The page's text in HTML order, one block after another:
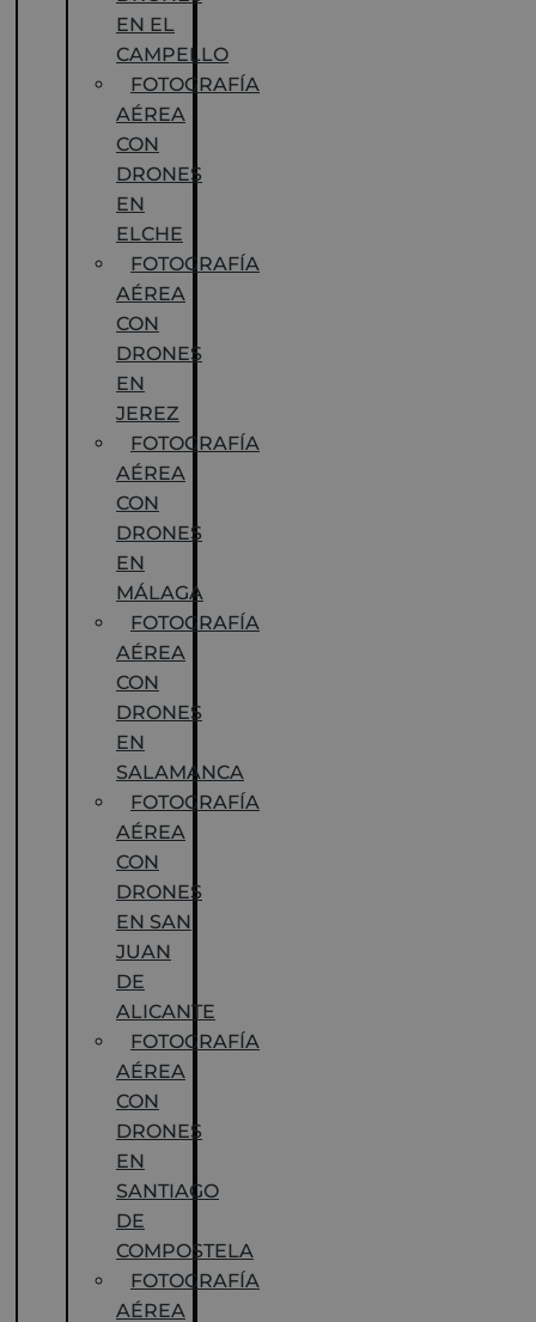
EN EL
CAMPELLO
FOTOGRAFÍA
AÉREA
CON
DRONES
EN
ELCHE
FOTOGRAFÍA
AÉREA
CON
DRONES
EN
JEREZ
FOTOGRAFÍA
AÉREA
CON
DRONES
EN
MÁLAGA
FOTOGRAFÍA
AÉREA
CON
DRONES
EN
SALAMANCA
FOTOGRAFÍA
AÉREA
CON
DRONES
EN SAN
JUAN
DE
ALICANTE
FOTOGRAFÍA
AÉREA
CON
DRONES
EN
SANTIAGO
DE
COMPOSTELA
FOTOGRAFÍA
AÉREA